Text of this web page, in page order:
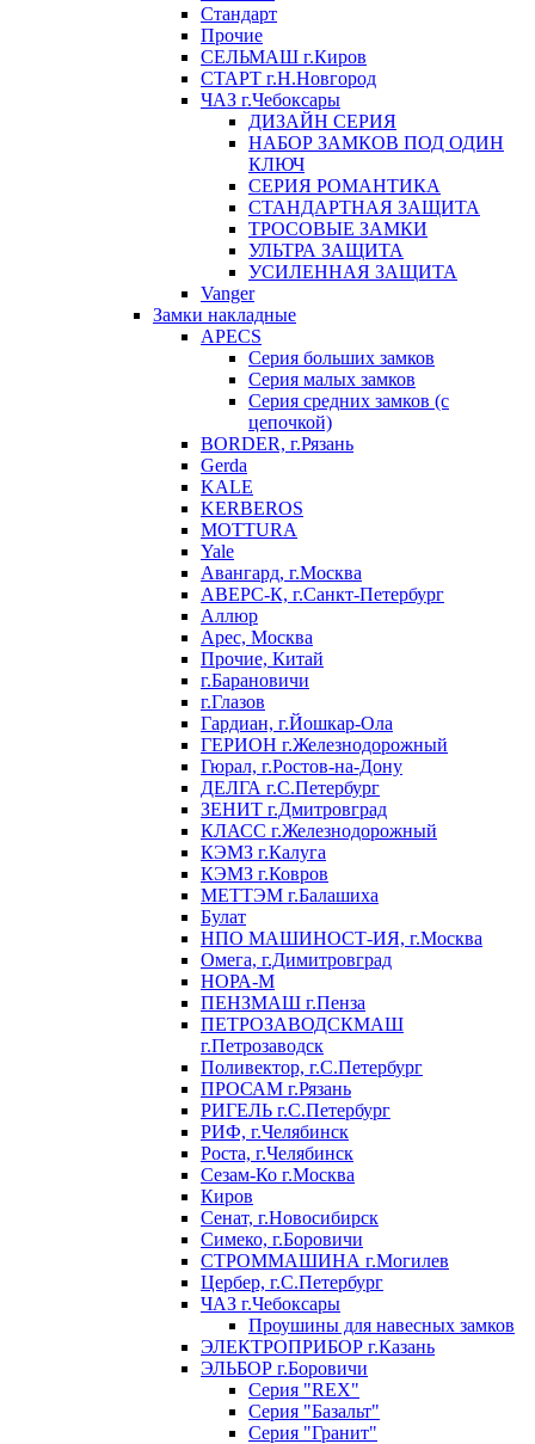
Стандарт
Прочие
СЕЛЬМАШ г.Киров
СТАРТ г.Н.Новгород
ЧАЗ г.Чебоксары
ДИЗАЙН СЕРИЯ
НАБОР ЗАМКОВ ПОД ОДИН
КЛЮЧ
СЕРИЯ РОМАНТИКА
СТАНДАРТНАЯ ЗАЩИТА
ТРОСОВЫЕ ЗАМКИ
УЛЬТРА ЗАЩИТА
УСИЛЕННАЯ ЗАЩИТА
Vanger
Замки накладные
APECS
Серия больших замков
Серия малых замков
Серия средних замков (с
цепочкой)
BORDER, г.Рязань
Gerda
KALE
KERBEROS
MOTTURA
Yale
Авангард, г.Москва
АВЕРС-К, г.Санкт-Петербург
Аллюр
Арес, Москва
Прочие, Китай
г.Барановичи
г.Глазов
Гардиан, г.Йошкар-Ола
ГЕРИОН г.Железнодорожный
Гюрал, г.Ростов-на-Дону
ДЕЛГА г.С.Петербург
ЗЕНИТ г.Дмитровград
КЛАСС г.Железнодорожный
КЭМЗ г.Калуга
КЭМЗ г.Ковров
МЕТТЭМ г.Балашиха
Булат
НПО МАШИНОСТ-ИЯ, г.Москва
Омега, г.Димитровград
НОРА-М
ПЕНЗМАШ г.Пенза
ПЕТРОЗАВОДСКМАШ
г.Петрозаводск
Поливектор, г.С.Петербург
ПРОСАМ г.Рязань
РИГЕЛЬ г.С.Петербург
РИФ, г.Челябинск
Роста, г.Челябинск
Сезам-Ко г.Москва
Киров
Сенат, г.Новосибирск
Симеко, г.Боровичи
СТРОММАШИНА г.Могилев
Цербер, г.С.Петербург
ЧАЗ г.Чебоксары
Проушины для навесных замков
ЭЛЕКТРОПРИБОР г.Казань
ЭЛЬБОР г.Боровичи
Серия "REX"
Серия "Базальт"
Серия "Гранит"